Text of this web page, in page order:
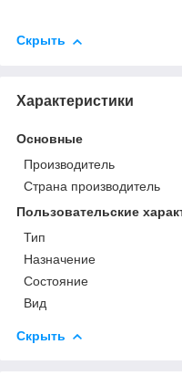
Скрыть
Характеристики
Основные
Производитель
Страна производитель
Пользовательские
Тип
Назначение
Состояние
Вид
Скрыть